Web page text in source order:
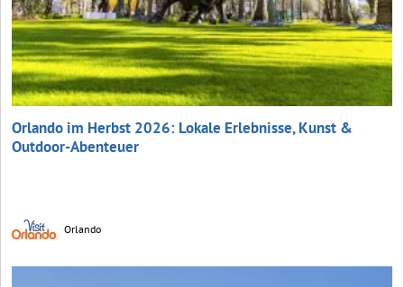
Orlando im Herbst 2026: Lokale Erlebnisse, Kunst &
Outdoor-Abenteuer
Orlando